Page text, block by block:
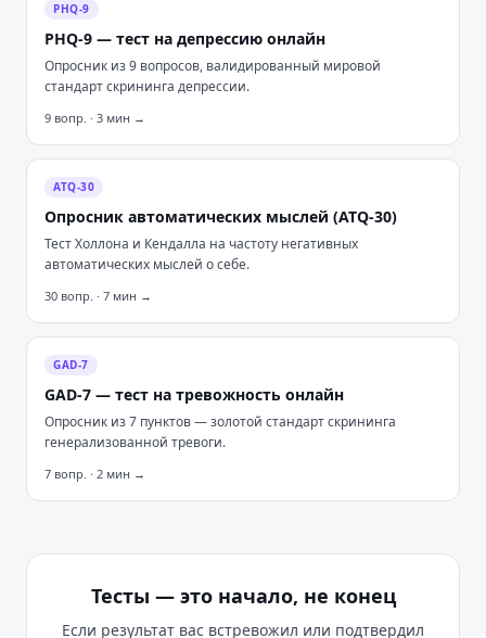
PHQ-9
PHQ-9 — тест на депрессию онлайн
Опросник из 9 вопросов, валидированный мировой
стандарт скрининга депрессии.
9 вопр. · 3 мин →
ATQ-30
Опросник автоматических мыслей (ATQ-30)
Тест Холлона и Кендалла на частоту негативных
автоматических мыслей о себе.
30 вопр. · 7 мин →
GAD-7
GAD-7 — тест на тревожность онлайн
Опросник из 7 пунктов — золотой стандарт скрининга
генерализованной тревоги.
7 вопр. · 2 мин →
Тесты — это начало, не конец
Если результат вас встревожил или подтвердил